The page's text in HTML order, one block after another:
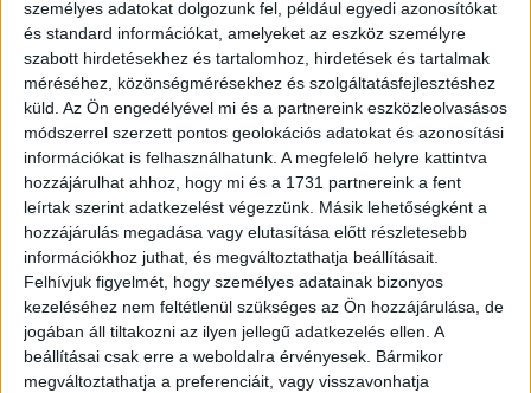
személyes adatokat dolgozunk fel, például egyedi azonosítókat
és standard információkat, amelyeket az eszköz személyre
szabott hirdetésekhez és tartalomhoz, hirdetések és tartalmak
méréséhez, közönségmérésekhez és szolgáltatásfejlesztéshez
küld. Az Ön engedélyével mi és a partnereink eszközleolvasásos
módszerrel szerzett pontos geolokációs adatokat és azonosítási
információkat is felhasználhatunk. A megfelelő helyre kattintva
hozzájárulhat ahhoz, hogy mi és a 1731 partnereink a fent
leírtak szerint adatkezelést végezzünk. Másik lehetőségként a
hozzájárulás megadása vagy elutasítása előtt részletesebb
információkhoz juthat, és megváltoztathatja beállításait.
Felhívjuk figyelmét, hogy személyes adatainak bizonyos
kezeléséhez nem feltétlenül szükséges az Ön hozzájárulása, de
jogában áll tiltakozni az ilyen jellegű adatkezelés ellen. A
beállításai csak erre a weboldalra érvényesek. Bármikor
megváltoztathatja a preferenciáit, vagy visszavonhatja
netezőknek, de sokan jelezték azt is, hogy nem nyújtanak
semmi olyasmit, amit máshol ne tudna megtalálni.
Azoknál, akik hallgatnak, a barátok, család és kollégák
ajánlásai alapján alakul ki, hogy melyeket hallgatják, illetve
sokan internetes böngészés során akadnak rá számukra
érdekes podcast csatornára.
Az IAB Hungary Audo Munkacsoportja megbízásából az
NRC által készített felmérésből az derült ki, hogy
nagyjából nyolcszázezer magyar hallgat heti
rendszerességgel podcast műsorokat. Az online
kérdőíves és fókuszcsoportos kutatási módszert is
használó felmérés eredményei alapján a hallgatók